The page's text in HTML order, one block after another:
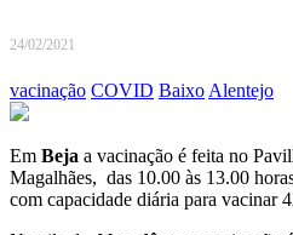
24/02/2021
vacinação COVID BaixoAlentejo
Em Beja a vacinação é feita no
Magalhães, das 10.00 às 13.00
com capacidade diária para vacinar